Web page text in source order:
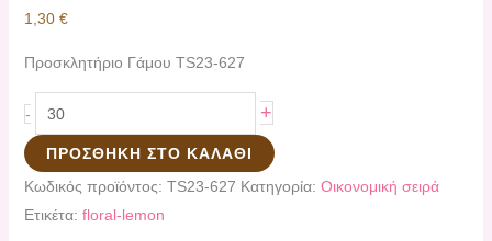
1,30 €
Προσκλητήριο Γάμου TS23-627
- +
ΠΡΟΣΘΉΚΗ ΣΤΟ ΚΑΛΆΘΙ
Κωδικός προϊόντος: TS23-627 Κατηγορία: Οικονομική σειρά
Ετικέτα: floral-lemon